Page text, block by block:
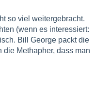
so viel weitergebracht.
(wenn es interessiert:
Bill George packt die
Methapher, dass man